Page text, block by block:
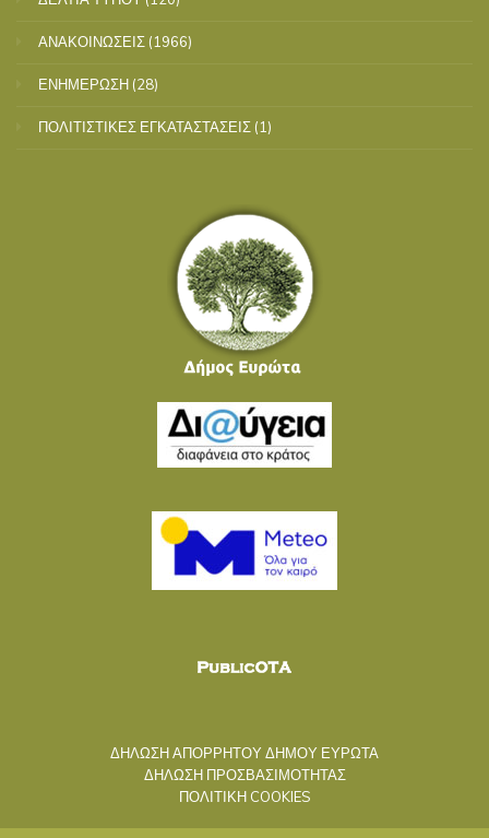
ΑΝΑΚΟΙΝΩΣΕΙΣ (1966)
ΕΝΗΜΕΡΩΣΗ (28)
ΠΟΛΙΤΙΣΤΙΚΕΣ ΕΓΚΑΤΑΣΤΑΣΕΙΣ (1)
ΔΗΛΩΣΗ ΑΠΟΡΡΗΤΟΥ ΔΗΜΟΥ ΕΥΡΩΤΑ
ΔΗΛΩΣΗ ΠΡΟΣΒΑΣΙΜΟΤΗΤΑΣ
ΠΟΛΙΤΙΚΗ COOKIES